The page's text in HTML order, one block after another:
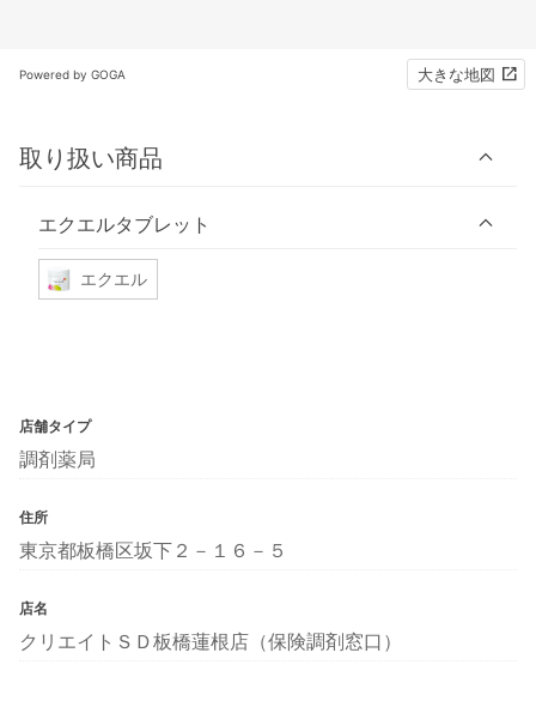
Powered by GOGA 大きな地図
取り扱い商品
エクエルタブレット
エクエル
店舗タイプ
調剤薬局
住所
東京都板橋区坂下２－１６－５
店名
クリエイトＳＤ板橋蓮根店（保険調剤窓口）